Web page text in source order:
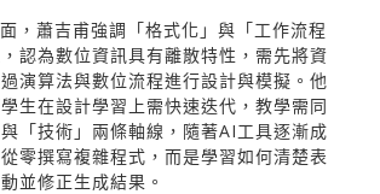
，蕭吉甫強調「格式化」與「工作流程
認為數位資訊具有離散特性，需先將資
演算法與數位流程進行設計與模擬。他
生在設計學習上需快速迭代，教學需同
「技術」兩條軸線，隨著AI工具逐漸成
零撰寫複雜程式，而是學習如何清楚表
並修正生成結果。